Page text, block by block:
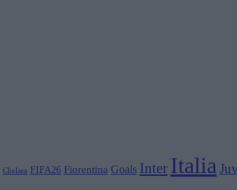
Chelsea FIFA26 Fiorentina Goals Inter Italia